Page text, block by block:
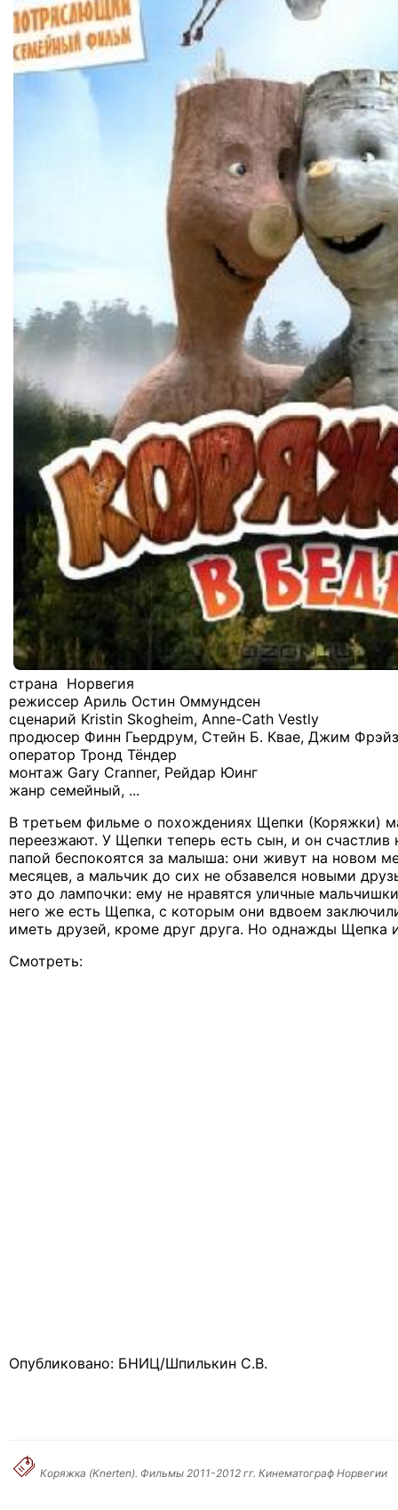
страна Норвегия
режиссер Ариль Остин Оммундсен
сценарий Kristin Skogheim, Anne-Cath Vestly
продюсер Финн Гьердрум, Стейн Б. Квае, Джим
оператор Тронд Тёндер
монтаж Gary Cranner, Рейдар Юинг
жанр семейный, ...
В третьем фильме о похождениях Щепки (Коряжки)
переезжают. У Щепки теперь есть сын, и он счастлив
папой беспокоятся за малыша: они живут на новом
месяцев, а мальчик до сих не обзавелся новыми
это до лампочки: ему не нравятся уличные
него же есть Щепка, с которым они вдвоем
иметь друзей, кроме друг друга. Но однажды Щепка
Смотреть:
Опубликовано: БНИЦ/Шпилькин С.В.
Коряжка (Knerten). Фильмы 2011-2012 гг. Кинематограф Норвегии